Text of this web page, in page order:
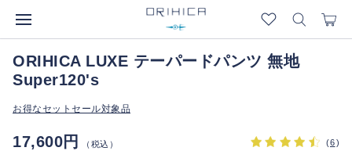
ORIHICA LUXE テーパードパンツ 無地
Super120's
お得なセットセール対象品
17,600円 （税込） (6)